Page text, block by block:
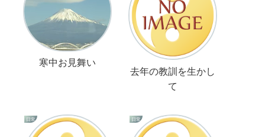
寒中お見舞い
去年の教訓を生かし
て
日常 日常